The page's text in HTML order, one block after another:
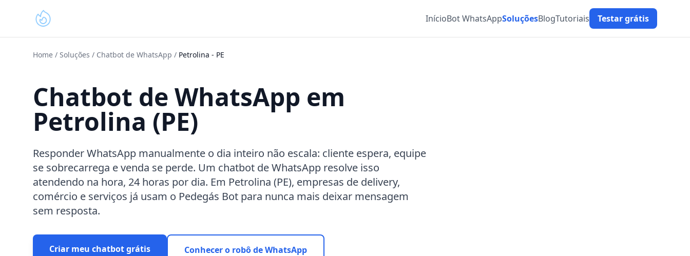
InícioBot WhatsAppSoluçõesBlogTutoriais Testar grátis
Home / Soluções / Chatbot de WhatsApp / Petrolina - PE
Chatbot de WhatsApp em
Petrolina (PE)
Responder WhatsApp manualmente o dia inteiro não escala: cliente espera, equipe
se sobrecarrega e venda se perde. Um chatbot de WhatsApp resolve isso
atendendo na hora, 24 horas por dia. Em Petrolina (PE), empresas de delivery,
comércio e serviços já usam o Pedegás Bot para nunca mais deixar mensagem
sem resposta.
Criar meu chatbot grátis Conhecer o robô de WhatsApp